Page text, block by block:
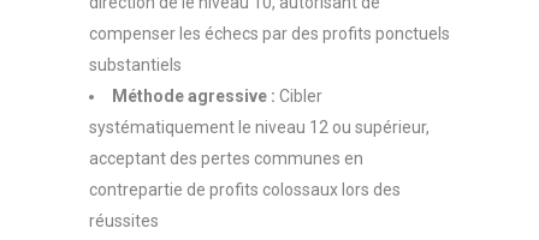
compenser les échecs par des profits ponctuels
substantiels
Méthode agressive : Cibler
systématiquement le niveau 12 ou supérieur,
acceptant des pertes communes en
contrepartie de profits colossaux lors des
réussites